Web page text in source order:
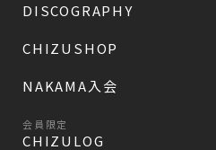
DISCOGRAPHY
CHIZUSHOP
NAKAMA入会
会員限定
CHIZULOG